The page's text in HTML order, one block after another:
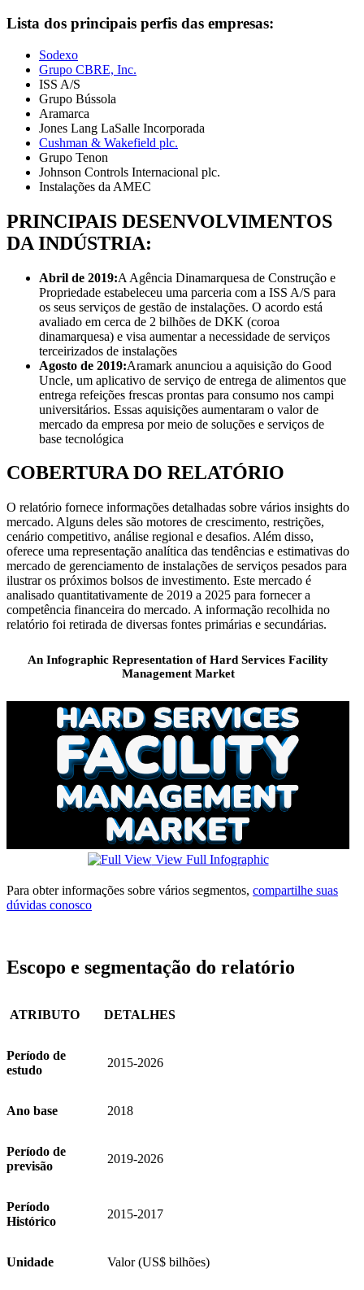
Lista dos principais perfis das empresas:
Sodexo
Grupo CBRE, Inc.
ISS A/S
Grupo Bússola
Aramarca
Jones Lang LaSalle Incorporada
Cushman & Wakefield plc.
Grupo Tenon
Johnson Controls Internacional plc.
Instalações da AMEC
PRINCIPAIS DESENVOLVIMENTOS
DA INDÚSTRIA:
Abril de 2019:A Agência Dinamarquesa de Construção e
Propriedade estabeleceu uma parceria com a ISS A/S para
os seus serviços de gestão de instalações. O acordo está
avaliado em cerca de 2 bilhões de DKK (coroa
dinamarquesa) e visa aumentar a necessidade de serviços
terceirizados de instalações
Agosto de 2019:Aramark anunciou a aquisição do Good
Uncle, um aplicativo de serviço de entrega de alimentos que
entrega refeições frescas prontas para consumo nos campi
universitários. Essas aquisições aumentaram o valor de
mercado da empresa por meio de soluções e serviços de
base tecnológica
COBERTURA DO RELATÓRIO
O relatório fornece informações detalhadas sobre vários insights do
mercado. Alguns deles são motores de crescimento, restrições,
cenário competitivo, análise regional e desafios. Além disso,
oferece uma representação analítica das tendências e estimativas do
mercado de gerenciamento de instalações de serviços pesados ​​para
ilustrar os próximos bolsos de investimento. Este mercado é
analisado quantitativamente de 2019 a 2025 para fornecer a
competência financeira do mercado. A informação recolhida no
relatório foi retirada de diversas fontes primárias e secundárias.
An Infographic Representation of Hard Services Facility
Management Market
View Full Infographic
Para obter informações sobre vários segmentos, compartilhe suas
dúvidas conosco
Escopo e segmentação do relatório
ATRIBUTO DETALHES
Período de
estudo
2015-2026
Ano base 2018
Período de
previsão
2019-2026
Período
Histórico
2015-2017
Unidade Valor (US$ bilhões)